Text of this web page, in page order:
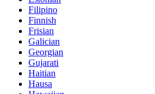
Filipino
Finnish
Frisian
Galician
Georgian
Gujarati
Haitian
Hausa